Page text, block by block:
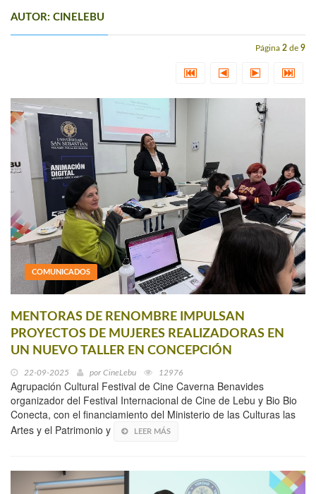
AUTOR: CINELEBU
Página 2 de 9
COMUNICADOS
MENTORAS DE RENOMBRE IMPULSAN
PROYECTOS DE MUJERES REALIZADORAS EN
UN NUEVO TALLER EN CONCEPCIÓN
22-09-2025 por CineLebu 12976
Agrupación Cultural Festival de Cine Caverna Benavides
organizador del Festival Internacional de Cine de Lebu y Bio Bio
Conecta, con el financiamiento del Ministerio de las Culturas las
Artes y el Patrimonio y
LEER MÁS